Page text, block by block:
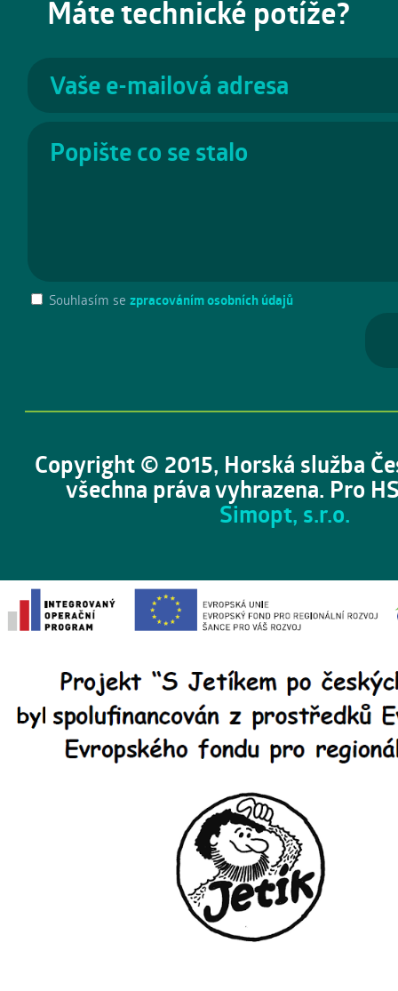
Máte technické potíže?
Souhlasím se zpracováním osobních údajů
Copyright © 2015, Horská služba
všechna práva vyhrazena. Pro
Simopt, s.r.o.